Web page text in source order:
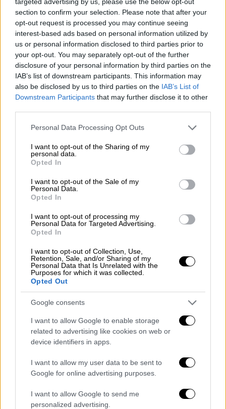
section to confirm your selection. Please note that after your
opt-out request is processed you may continue seeing
interest-based ads based on personal information utilized by
us or personal information disclosed to third parties prior to
your opt-out. You may separately opt-out of the further
disclosure of your personal information by third parties on the
IAB’s list of downstream participants. This information may
also be disclosed by us to third parties on the IAB’s List of
Downstream Participants that may further disclose it to other
Please note that this website/app uses one or more Google
not limited to your visit or usage behaviour. You may click to
grant or deny consent to Google and its third-party tags to
use your data for below specified purposes in below Google
consent section.
Personal Data Processing Opt Outs
I want to opt-out of the Sharing of my
personal data.
Opted In
I want to opt-out of the Sale of my
Personal Data.
Opted In
I want to opt-out of processing my
Personal Data for Targeted Advertising.
Opted In
I want to opt-out of Collection, Use,
Retention, Sale, and/or Sharing of my
Personal Data that Is Unrelated with the
Purposes for which it was collected.
Opted Out
Google consents
I want to allow Google to enable storage
related to advertising like cookies on web or
device identifiers in apps.
I want to allow my user data to be sent to
Google for online advertising purposes.
I want to allow Google to send me
personalized advertising.
ΔΙΑΒΑΣΤΕ ΕΠΙΣΗΣ
Κόσμος|31.12.2024 19:23
Γερμανία: Αιματηρή επίθεση με
τραυματίες στο Βερολίνο - Ένας
νεκρός στη Βάδη
στιγμές που «σημάδεψαν» τη χρονιά
«Κόκκινο πανί» η Έμα Στόουν
Δεν θα πρέπει να αποτελεί έκπληξη το
γεγονός ότι ο κόσμος κατέφυγε στα μέσα
κοινωνικής δικτύωσης για να εκφράσει την
άποψή του για τη λίστα. Και, ενώ κάποιοι
δήλωσαν την αγάπη τους για τη βραβευμένη
με δύο Όσκαρ ηθοποιό, ταυτόχρονα δεν